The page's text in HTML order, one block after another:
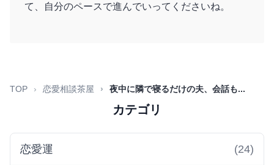
て、自分のペースで進んでいってくださいね。
TOP 恋愛相談茶屋 夜中に隣で寝るだけの夫、会話も...
カテゴリ
恋愛運 (24)